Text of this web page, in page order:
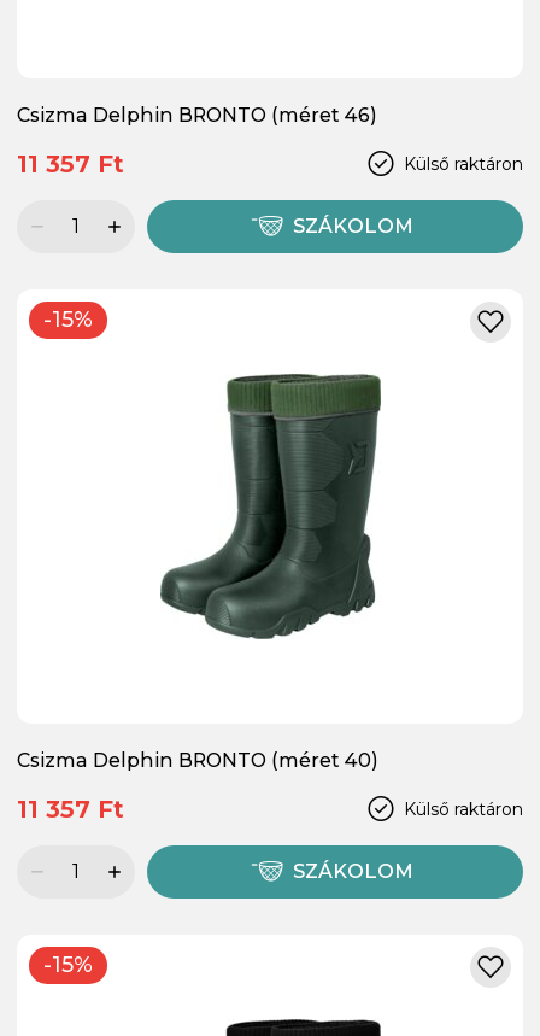
Csizma Delphin BRONTO (méret 46)
Külső raktáron
11 357 Ft
SZÁKOLOM
-15%
Csizma Delphin BRONTO (méret 40)
Külső raktáron
11 357 Ft
SZÁKOLOM
-15%